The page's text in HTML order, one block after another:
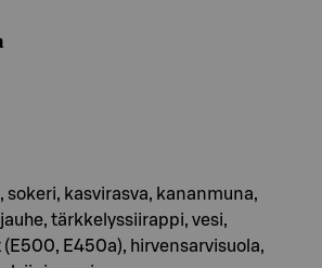
sokeri, kasvirasva, kananmuna,
tärkkelyssiirappi, vesi,
E450a), hirvensarvisuola,